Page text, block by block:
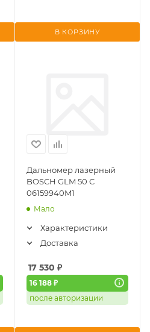
В КОРЗИНУ
Дальномер лазерный
BOSCH GLM 50 C
06159940M1
Мало
Характеристики
Доставка
17 530 ₽
16 188 ₽
после авторизации